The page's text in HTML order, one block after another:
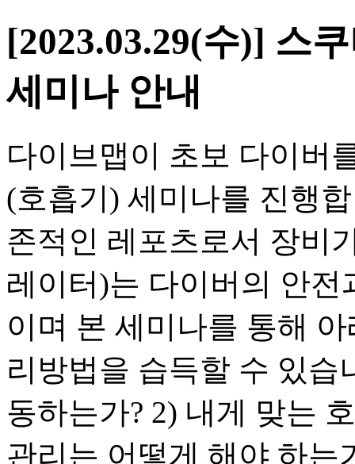
[2023.03.29(수)] 스
세미나 안내
다이브맵이 초보 다이버
(호흡기) 세미나를 진행
존적인 레포츠로서 장비
레이터)는 다이버의 안
이며 본 세미나를 통해
리방법을 습득할 수 있습
동하는가? 2) 내게 맞는
관리는 어떻게 해야 하는